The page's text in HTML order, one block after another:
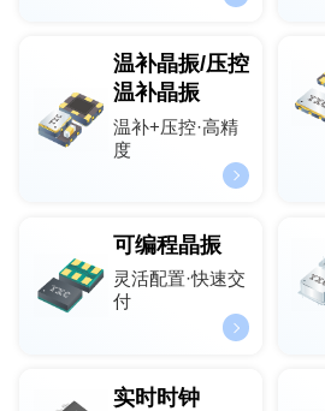
温补晶振/压控
温补晶振
温补+压控·高精
度
可编程晶振
灵活配置·快速交
付
实时时钟